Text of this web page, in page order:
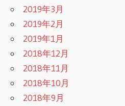
2019年3月
2019年2月
2019年1月
2018年12月
2018年11月
2018年10月
2018年9月